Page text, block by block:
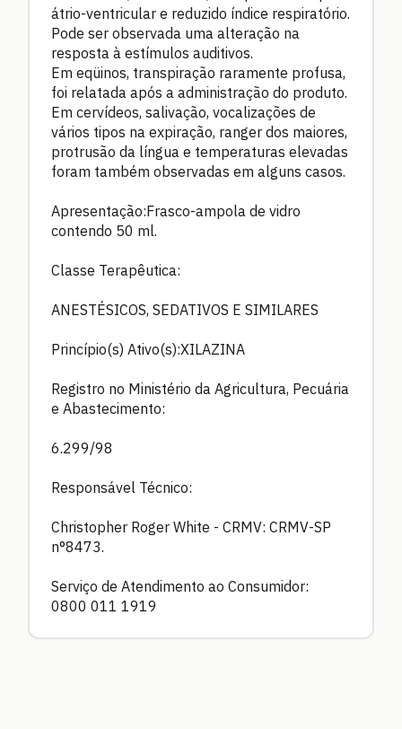
átrio-ventricular e reduzido índice respiratório.
Pode ser observada uma alteração na
resposta à estímulos auditivos.
Em eqüinos, transpiração raramente profusa,
foi relatada após a administração do produto.
Em cervídeos, salivação, vocalizações de
vários tipos na expiração, ranger dos maiores,
protrusão da língua e temperaturas elevadas
foram também observadas em alguns casos.
Apresentação:Frasco-ampola de vidro
contendo 50 ml.
Classe Terapêutica:
ANESTÉSICOS, SEDATIVOS E SIMILARES
Princípio(s) Ativo(s):XILAZINA
Registro no Ministério da Agricultura, Pecuária
e Abastecimento:
6.299/98
Responsável Técnico:
Christopher Roger White - CRMV: CRMV-SP
n°8473.
Serviço de Atendimento ao Consumidor:
0800 011 1919